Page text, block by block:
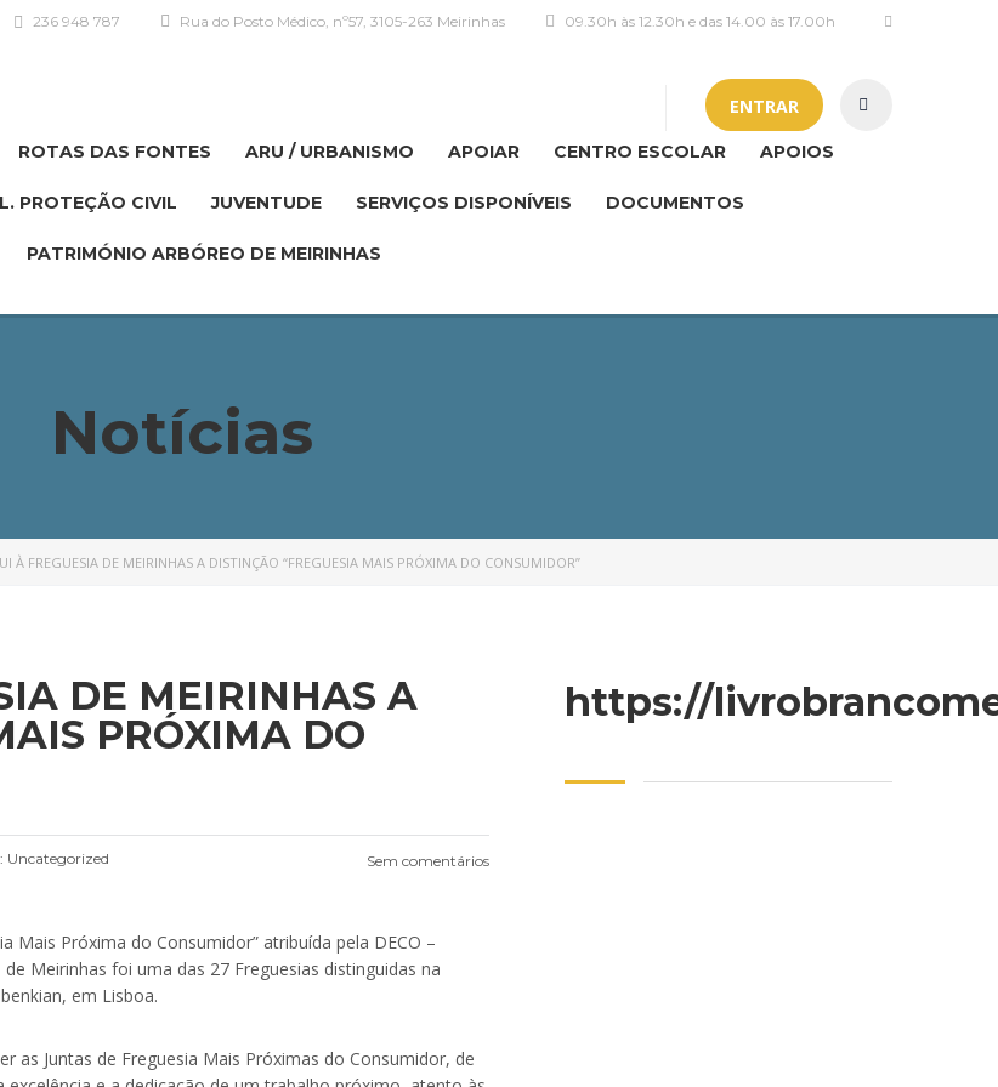
09.30h às 12.30h e das 14.00 às 17.00h
Rua do Posto Médico, nº57, 3105-263 Meirinhas
236 948 787
ENTRAR
ROTAS DAS FONTES ARU / URBANISMO APOIAR CENTRO ESCOLAR APOIOS
PROTEÇÃO CIVIL JUVENTUDE SERVIÇOS DISPONÍVEIS DOCUMENTOS
PATRIMÓNIO ARBÓREO DE MEIRINHAS
Notícias
À FREGUESIA DE MEIRINHAS A DISTINÇÃO “FREGUESIA MAIS PRÓXIMA DO CONSUMIDOR”
DE MEIRINHAS A
PRÓXIMA DO
Uncategorized Sem comentários
Mais Próxima do Consumidor” atribuída pela DECO –
Meirinhas foi uma das 27 Freguesias distinguidas na
em Lisboa.
as Juntas de Freguesia Mais Próximas do Consumidor, de
https://